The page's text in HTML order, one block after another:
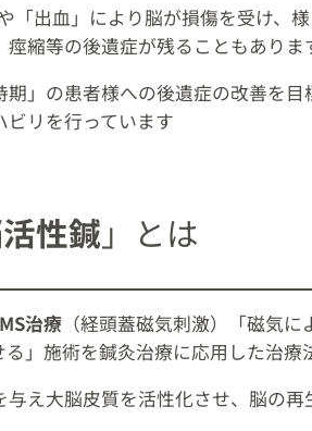
「出血」により脳が損傷を受け、
縮等の後遺症が残ることもありま
」の患者様への後遺症の改善を目
リを行っています
性鍼」とは
治療 （経頭蓋磁気刺激）「磁気
」施術を鍼灸治療に応用した治療
え大脳皮質を活性化させ、脳の再